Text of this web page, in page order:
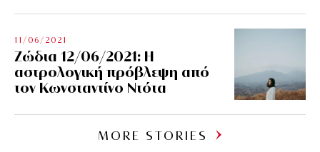
11/06/2021
Ζώδια 12/06/2021: Η
αστρολογική πρόβλεψη από
τον Κωνσταντίνο Ντότα
MORE STORIES